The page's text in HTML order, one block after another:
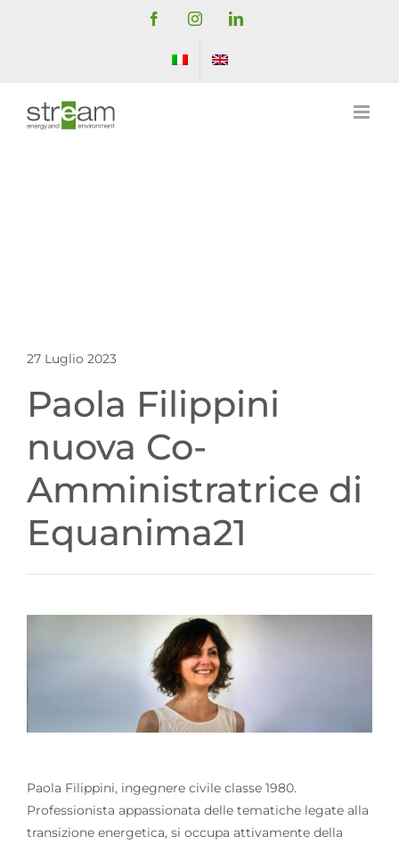
FacebookInstagramLinkedIn
27 Luglio 2023
Paola Filippini
nuova Co-
Amministratrice di
Equanima21
Paola Filippini, ingegnere civile classe 1980.
Professionista appassionata delle tematiche legate alla
transizione energetica, si occupa attivamente della